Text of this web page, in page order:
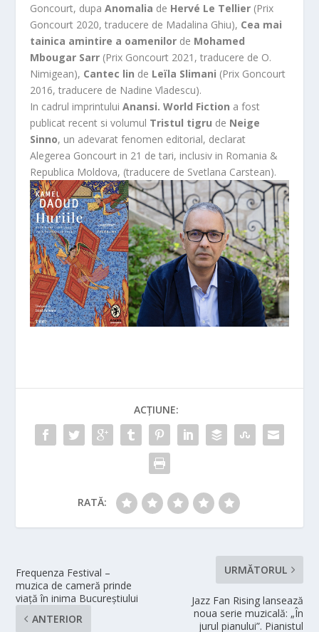
Goncourt, dupaAnomalia de Hervé Le Tellier (Prix
Goncourt 2020, traducere de Madalina Ghiu), Cea mai
tainica amintire a oamenilor de Mohamed
Mbougar Sarr (Prix Goncourt 2021, traducere de O.
Nimigean), Cantec lin de Leïla Slimani (Prix Goncourt
2016, traducere de Nadine Vladescu).
In cadrul imprintuluiAnansi. World Fiction a fost
publicat recent si volumul Tristul tigru de Neige
Sinno, un adevarat fenomen editorial, declarat
Alegerea Goncourt in 21 de tari, inclusiv in Romania &
Republica Moldova, (traducere de Svetlana Carstean).
ACȚIUNE:
RATĂ:
Frequenza Festival –
muzica de cameră prinde
viață în inima Bucureștiului
ANTERIOR
URMĂTORUL
Jazz Fan Rising lansează
noua serie muzicală: „În
jurul pianului”. Pianistul